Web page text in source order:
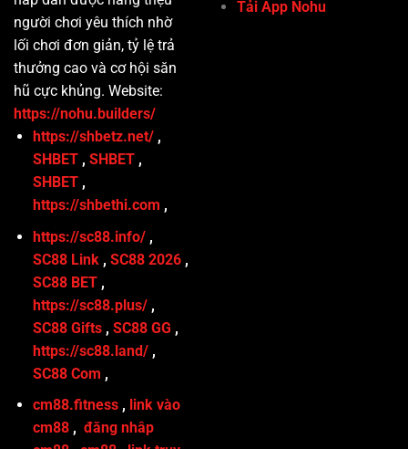
người chơi yêu thích nhờ
lối chơi đơn giản, tỷ lệ trả
thưởng cao và cơ hội săn
hũ cực khủng. Website:
https://nohu.builders/
https://shbetz.net/,
SHBET, SHBET,
SHBET,
https://shbethi.com ,
https://sc88.info/,
SC88 Link, SC88 2026,
SC88 BET,
https://sc88.plus/,
SC88 Gifts, SC88 GG ,
https://sc88.land/,
SC88 Com ,
cm88.fitness, link vào
cm88, đăng nhâp
Tải App Nohu